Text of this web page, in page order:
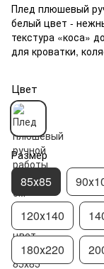
Плед плюшевый
белый цвет -
текстура «коса»
для кроватки,
Цвет
Размер
85х85
120х140
180х220